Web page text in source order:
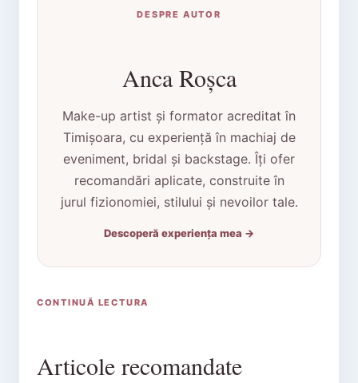
DESPRE AUTOR
Anca Roșca
Make-up artist și formator acreditat în
Timișoara, cu experiență în machiaj de
eveniment, bridal și backstage. Îți ofer
recomandări aplicate, construite în
jurul fizionomiei, stilului și nevoilor tale.
Descoperă experiența mea →
CONTINUĂ LECTURA
Articole recomandate